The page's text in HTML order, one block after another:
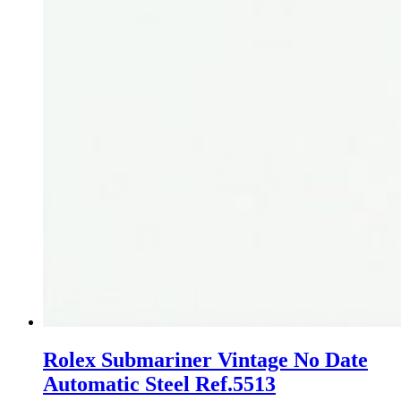
Rolex Submariner Vintage No Date
Automatic Steel Ref.5513